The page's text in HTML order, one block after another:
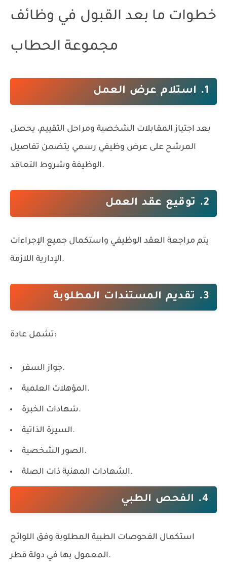
خطوات ما بعد القبول في وظائف
مجموعة الحطاب
1. استلام عرض العمل
بعد اجتياز المقابلات الشخصية ومراحل التقييم، يحصل
المرشح على عرض وظيفي رسمي يتضمن تفاصيل
الوظيفة وشروط التعاقد.
2. توقيع عقد العمل
يتم مراجعة العقد الوظيفي واستكمال جميع الإجراءات
الإدارية اللازمة.
3. تقديم المستندات المطلوبة
تشمل عادة:
جواز السفر.
المؤهلات العلمية.
شهادات الخبرة.
السيرة الذاتية.
الصور الشخصية.
الشهادات المهنية ذات الصلة.
4. الفحص الطبي
استكمال الفحوصات الطبية المطلوبة وفق اللوائح
المعمول بها في دولة قطر.